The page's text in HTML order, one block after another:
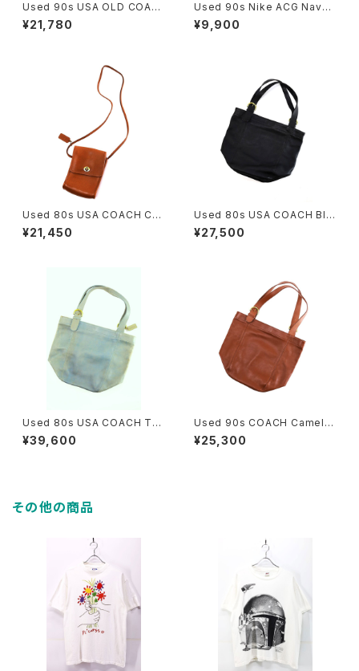
Used 90s USA OLD COAC
H Camel Brown Turn Lock
Sholder Bag 古着
¥21,780
Used 90s Nike ACG Navy
Rip Stop 2Way Sacoche 古
着
¥9,900
Used 80s USA COACH Ca
mel Brown Grab Leather T
urn Lock Middle Sholder B
¥21,450
Used 80s USA COACH Bla
ck Color Grab Leather Big
Size Sholder Tote Bag 古
¥27,500
Used 80s USA COACH Tur
quoise Rare Color Fade Gr
ab Leather Big Size Shold
¥39,600
Used 90s COACH Camel B
rown Grab Leather Big Siz
e Sholder Tote Bag 古着
¥25,300
その他の商品